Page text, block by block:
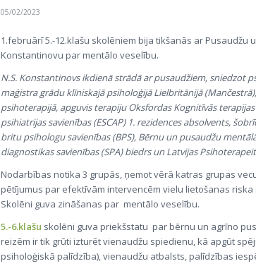
05/02/2023
1.februārī 5.-12.klašu skolēniem bija tikšanās ar Pusaudžu
Konstantinovu par mentālo veselību.
N.S. Konstantinovs ikdienā strādā ar pusaudžiem, sniedzot
maģistra grādu klīniskajā psiholoģijā Lielbritānijā
psihoterapijā, apguvis terapiju Oksfordas Kognitīvās
psihiatrijas savienības (ESCAP) 1. rezidences absolvents,
britu psihologu savienības (BPS), Bērnu un pusaudžu
diagnostikas savienības (SPA) biedrs un Latvijas
Nodarbības notika 3 grupās, ņemot vērā katras grupas
pētījumus par efektīvām intervencēm vielu lietošanas
Skolēni guva zināšanas par mentālo veselību.
5.-6.klašu skolēni guva priekšstatu par bērnu un agrīno
reizēm ir tik grūti izturēt vienaudžu spiedienu, kā apgūt
psiholoģiskā palīdzība), vienaudžu atbalsts, palīdzības